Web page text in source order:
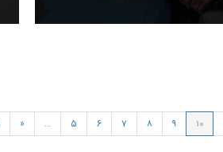
« … ۵ ۶ ۷ ۸ ۹ ۱۰